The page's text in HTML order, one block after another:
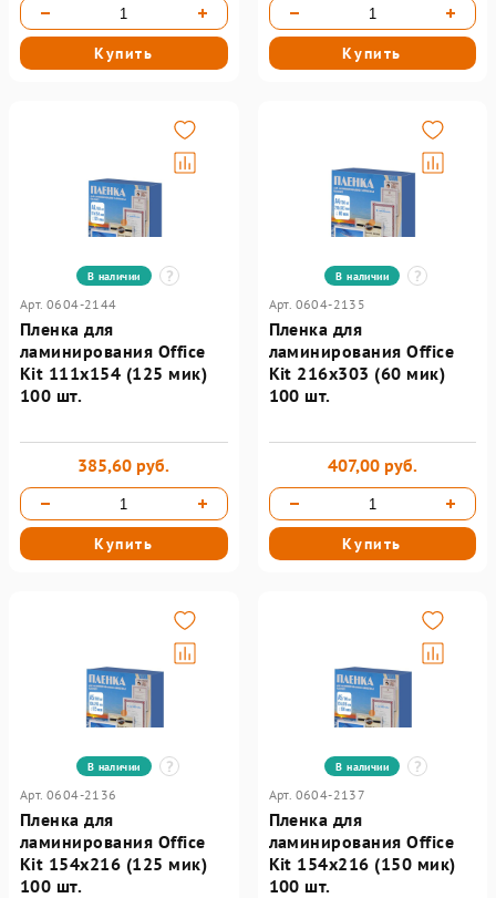
Купить Купить
В наличии
Арт. 0604-2144
Пленка для
ламинирования Office
Kit 111х154 (125 мик)
100 шт.
385,60 руб.
Купить
В наличии
Арт. 0604-2135
Пленка для
ламинирования Office
Kit 216х303 (60 мик)
100 шт.
407,00 руб.
Купить
В наличии
Арт. 0604-2136
Пленка для
ламинирования Office
Kit 154х216 (125 мик)
100 шт.
В наличии
Арт. 0604-2137
Пленка для
ламинирования Office
Kit 154х216 (150 мик)
100 шт.